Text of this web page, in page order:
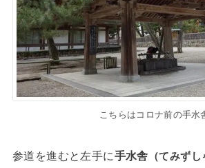
こちらはコロナ前の手水
参道を進むと左手に手水舎 （てみずし